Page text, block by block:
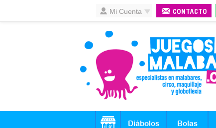
Mi Cuenta CONTACTO
Diábolos Bolas